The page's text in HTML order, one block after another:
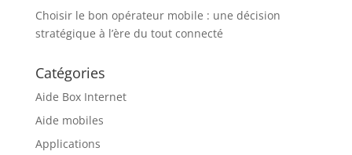
Choisir le bon opérateur mobile : une décision
stratégique à l’ère du tout connecté
Catégories
Aide Box Internet
Aide mobiles
Applications